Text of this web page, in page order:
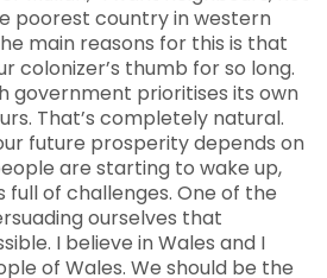
poorest country in western
main reasons for this is that
colonizer’s thumb for so long.
government prioritises its own
That’s completely natural.
future prosperity depends on
are starting to wake up,
full of challenges. One of the
ourselves that
I believe in Wales and I
of Wales. We should be the